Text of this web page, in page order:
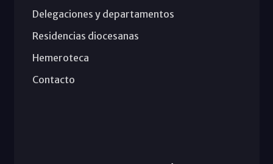
Delegaciones y departamentos
Residencias diocesanas
Hemeroteca
Contacto